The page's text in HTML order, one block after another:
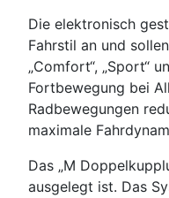
Die elektronisch
Fahrstil an und
„Comfort“, „Sport“
Fortbewegung bei
Radbewegungen
maximale
Das „M
ausgelegt ist. Das